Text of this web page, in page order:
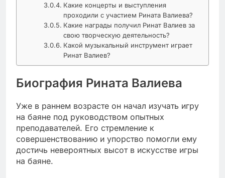
Какие концерты и выступления
проходили с участием Рината Валиева?
Какие награды получил Ринат Валиев за
свою творческую деятельность?
Какой музыкальный инструмент играет
Ринат Валиев?
Биография Рината Валиева
Уже в раннем возрасте он начал изучать игру
на баяне под руководством опытных
преподавателей. Его стремление к
совершенствованию и упорство помогли ему
достичь невероятных высот в искусстве игры
на баяне.